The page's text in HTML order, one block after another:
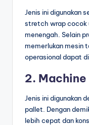
Jenis ini digunakan
stretch wrap cocok
menengah. Selain
memerlukan mesin
operasional dapat
2.
Jenis ini digunakan
pallet. Dengan
lebih cepat dan